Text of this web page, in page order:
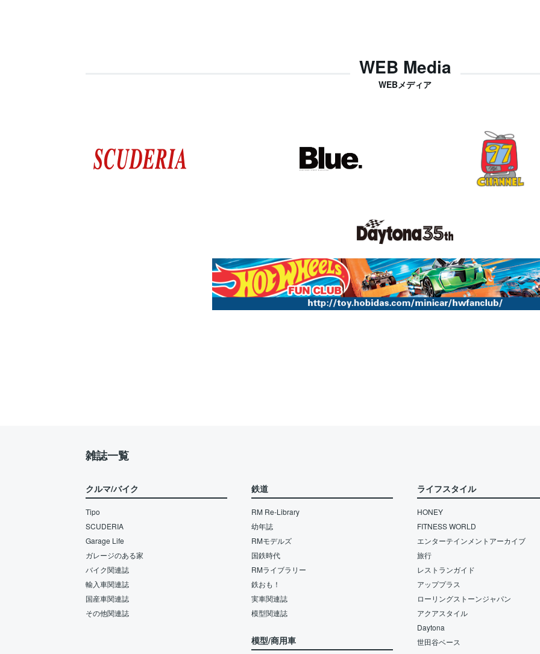
WEB Media
WEBメディア
雑誌一覧
クルマ/バイク
Tipo
SCUDERIA
Garage Life
ガレージのある家
バイク関連誌
輸入車関連誌
国産車関連誌
その他関連誌
鉄道
RM Re-Library
幼年誌
RMモデルズ
国鉄時代
RMライブラリー
鉄おも！
実車関連誌
模型関連誌
模型/商用車
ライフスタイル
HONEY
FITNESS WORLD
エンターテインメントアーカイブ
旅行
レストランガイド
アッププラス
ローリングストーンジャパン
アクアスタイル
Daytona
世田谷ベース